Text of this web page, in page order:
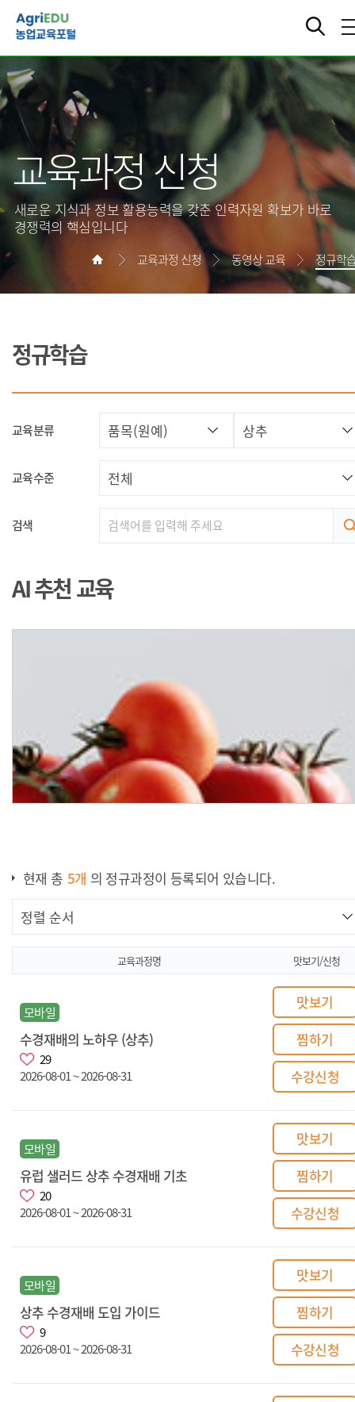
교육과정 신청
새로운 지식과 정보 활용능력을 갖춘 인력자원 확보가 바로
경쟁력의 핵심입니다
교육과정 신청 동영상 교육 정규학
정규학습
교육분류
교육수준
검색
AI 추천 교육
현재 총 5개 의 정규과정이 등록되어 있습니다.
교육과정명 맛보기/신청
모바일
수경재배의 노하우 (상추)
29
2026-08-01 ~ 2026-08-31
맛보기
찜하기
수강신청
모바일
유럽 샐러드 상추 수경재배 기초
20
2026-08-01 ~ 2026-08-31
맛보기
찜하기
수강신청
모바일
상추 수경재배 도입 가이드
9
2026-08-01 ~ 2026-08-31
맛보기
찜하기
수강신청